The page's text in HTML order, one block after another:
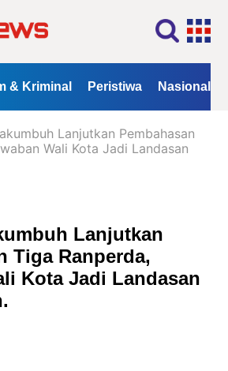
& Kriminal Peristiwa Nasional
Lanjutkan Pembahasan
Wali Kota Jadi Landasan
Lanjutkan
Tiga Ranperda,
Kota Jadi Landasan